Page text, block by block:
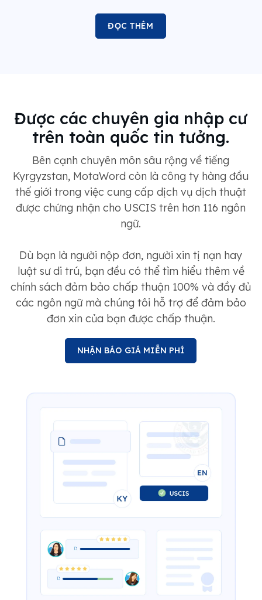
ĐỌC THÊM
Được các chuyên gia nhập cư
trên toàn quốc tin tưởng.
Bên cạnh chuyên môn sâu rộng về tiếng
Kyrgyzstan, MotaWord còn là công ty hàng đầu
thế giới trong việc cung cấp dịch vụ dịch thuật
được chứng nhận cho USCIS trên hơn 116 ngôn
ngữ.
Dù bạn là người nộp đơn, người xin tị nạn hay
luật sư di trú, bạn đều có thể tìm hiểu thêm về
chính sách đảm bảo chấp thuận 100% và đầy đủ
các ngôn ngữ mà chúng tôi hỗ trợ để đảm bảo
đơn xin của bạn được chấp thuận.
NHẬN BÁO GIÁ MIỄN PHÍ